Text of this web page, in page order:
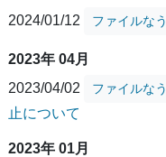
2024/01/12
ファイルなう
2023年 04月
2023/04/02
ファイルなう
止について
2023年 01月